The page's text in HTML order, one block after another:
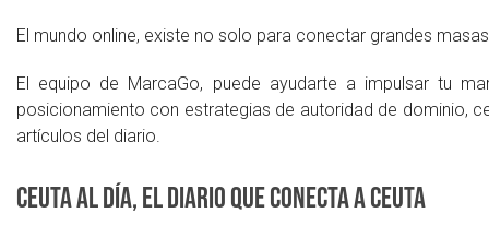
El mundo online, existe no solo para conectar grandes
El equipo de MarcaGo, puede ayudarte a impulsar tu
posicionamiento con estrategias de autoridad de dominio,
artículos del diario.
Ceuta al día, el diario que conecta a Ceuta